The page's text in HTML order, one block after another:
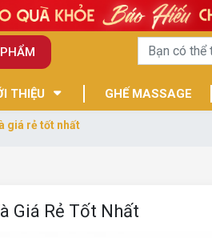
THIỆU GHẾ MASSAGE
giá rẻ tốt nhất
Giá Rẻ Tốt Nhất